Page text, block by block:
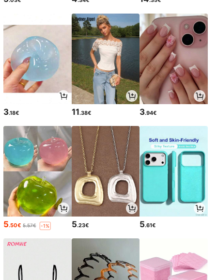
3.18€ 11.38€ 3.94€
5.50€ 5.57€ -1% 5.23€ 5.61€